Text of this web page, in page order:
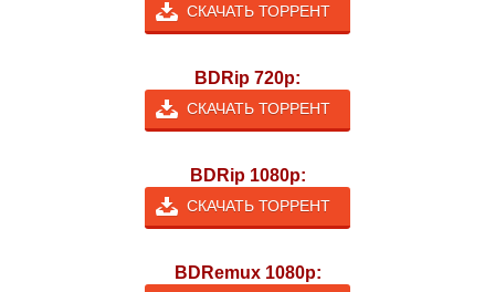
СКАЧАТЬ ТОРРЕНТ
BDRip 720p:
СКАЧАТЬ ТОРРЕНТ
BDRip 1080p:
СКАЧАТЬ ТОРРЕНТ
BDRemux 1080p: